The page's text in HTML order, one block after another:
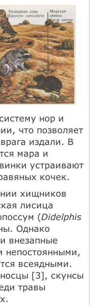
нор и
что позволяет
издали. В
мара и
устраивают
кочек.
хищников
лисица
(Didelphis
Однако
внезапные
непостоянными,
всеядными.
[3], скунсы
травы